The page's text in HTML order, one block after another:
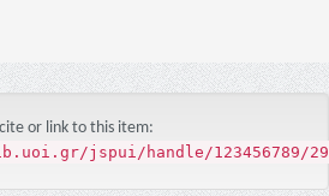
or link to this item:
jspui/handle/123456789/